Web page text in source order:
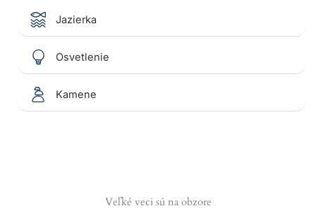
Jazierka
Osvetlenie
Kamene
Veľké veci sú na obzore